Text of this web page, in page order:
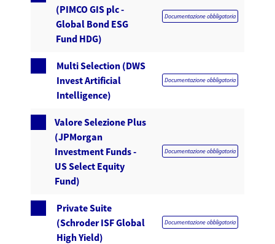
(PIMCO GIS plc -
Global Bond ESG
Fund HDG)
Documentazione obbligatoria
Multi Selection (DWS
Invest Artificial
Intelligence)
Documentazione obbligatoria
Valore Selezione Plus
(JPMorgan
Investment Funds -
US Select Equity
Fund)
Documentazione obbligatoria
Private Suite
(Schroder ISF Global
High Yield)
Documentazione obbligatoria